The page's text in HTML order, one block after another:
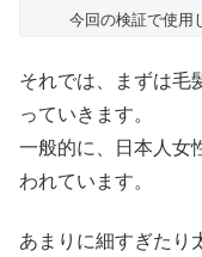
今回の検証で使用
それでは、まずは毛
っていきます。
一般的に、日本人女
われています。
あまりに細すぎたり